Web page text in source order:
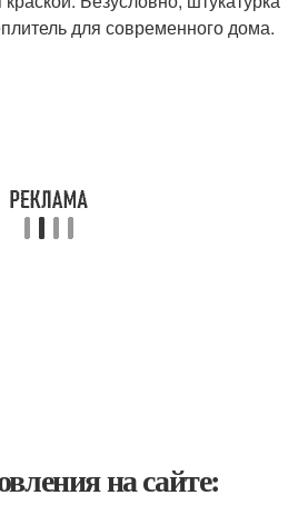
для современного дома.
на сайте: